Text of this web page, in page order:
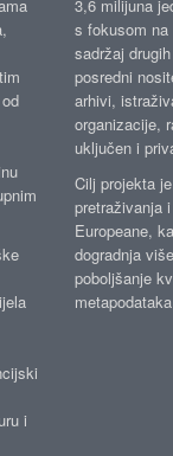
i
3,6 milijuna
s fokusom
sadržaj
posredni
arhivi,
organizacije,
uključen i
Cilj projekta
pretraživanja
Europeane,
dogradnja
poboljšanje